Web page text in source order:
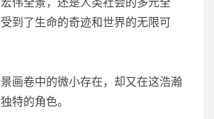
到了生命的奇迹和世界的无限可
画卷中的微小存在，却又在这浩瀚
特的角色。